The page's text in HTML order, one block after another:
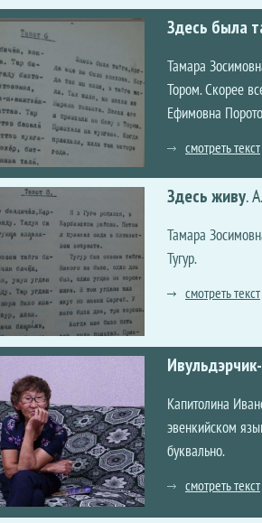
Здесь была
Тамара
Тором. Скорее
Ефимовна
смотреть текст
Здесь живу.
Тамара
Тугур.
смотреть текст
Капитолина
эвенкийском
буквально.
смотреть текст